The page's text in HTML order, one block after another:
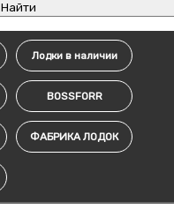
Найти
Лодки в наличии
BOSSFORR
ФАБРИКА ЛОДОК